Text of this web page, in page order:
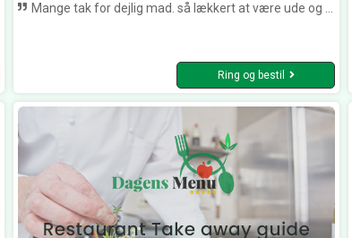
Mange tak for dejlig mad. så lækkert at være ude og spise igen. Vi kommer helt sikkert igen.
Ring og bestil